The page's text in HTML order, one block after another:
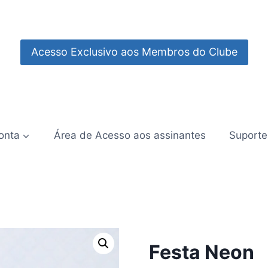
Acesso Exclusivo aos Membros do Clube
Área de Acesso aos assinantes Suporte
Festa Neon